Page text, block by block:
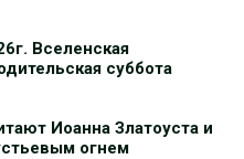
Вселенская
суббота
Иоанна Златоуста и
огнем